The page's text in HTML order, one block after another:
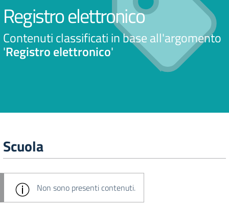
Registro elettronico
Contenuti classificati in base all'argomento
'Registro elettronico'
Scuola
Non sono presenti contenuti.